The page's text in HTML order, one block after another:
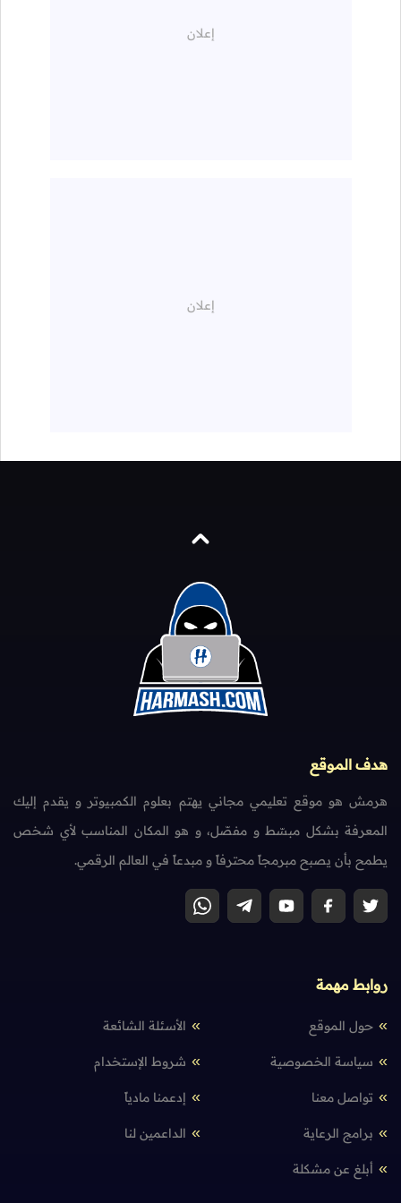
هدف الموقع
هرمش هو موقع تعليمي مجاني يهتم بعلوم الكمبيوتر و يقدم إليك
المعرفة بشكل مبسّط و مفصّل، و هو المكان المناسب لأي شخص
يطمح بأن يصبح مبرمجاً محترفاً و مبدعاً في العالم الرقمي.
روابط مهمة
حول الموقع الأسئلة الشائعة
سياسة الخصوصية شروط الإستخدام
تواصل معنا إدعمنا مادياً
برامج الرعاية الداعمين لنا
أبلغ عن مشكلة